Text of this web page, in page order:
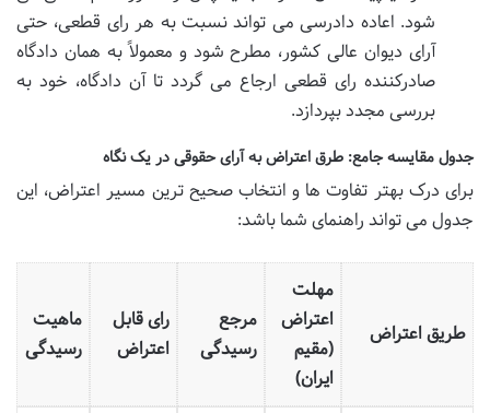
شود. اعاده دادرسی می تواند نسبت به هر رای قطعی، حتی
آرای دیوان عالی کشور، مطرح شود و معمولاً به همان دادگاه
صادرکننده رای قطعی ارجاع می گردد تا آن دادگاه، خود به
بررسی مجدد بپردازد.
جدول مقایسه جامع: طرق اعتراض به آرای حقوقی در یک نگاه
برای درک بهتر تفاوت ها و انتخاب صحیح ترین مسیر اعتراض، این
جدول می تواند راهنمای شما باشد:
طریق اعتراض
مهلت
اعتراض
(مقیم
ایران)
مرجع
رسیدگی
رای قابل
اعتراض
ماهیت
رسیدگی